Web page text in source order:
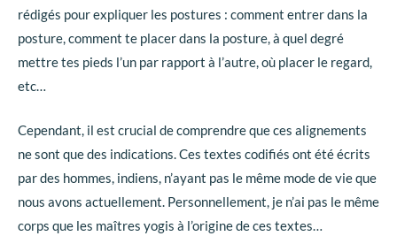
rédigés pour expliquer les postures : comment entrer dans la
posture, comment te placer dans la posture, à quel degré
mettre tes pieds l’un par rapport à l’autre, où placer le regard,
etc…
Cependant, il est crucial de comprendre que ces alignements
ne sont que des indications. Ces textes codifiés ont été écrits
par des hommes, indiens, n’ayant pas le même mode de vie que
nous avons actuellement. Personnellement, je n’ai pas le même
corps que les maîtres yogis à l’origine de ces textes…